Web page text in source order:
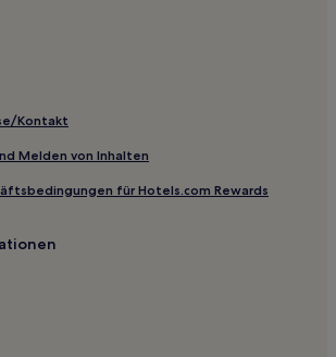
Woodward
und Pioniermuseum der Hochebene
Beach Park
Kontakt
Melden von Inhalten
für Hotels.com Rewards